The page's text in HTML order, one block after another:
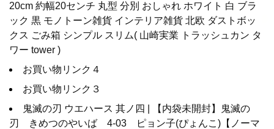
20cm 約幅20センチ 丸型 分別 おしゃれ ホワイト 白 ブラ
ック 黒 モノトーン雑貨 インテリア雑貨 北欧 ダストボッ
クス ごみ箱 シンプル スリム( 山崎実業 トラッシュカン タ
ワー tower )
お買い物リンク４
お買い物リンク３
鬼滅の刃 ウエハース 其ノ四 | 【内袋未開封】鬼滅の
刃 きめつのやいば 4-03 ピョン子(ぴょんこ)【ノーマ